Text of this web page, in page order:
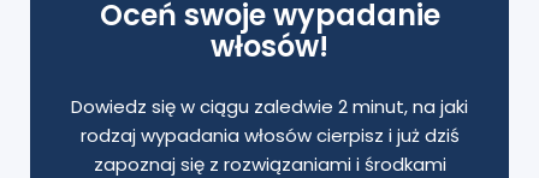
Oceń swoje wypadanie
włosów!
Dowiedz się w ciągu zaledwie 2 minut, na jaki
rodzaj wypadania włosów cierpisz i już dziś
zapoznaj się z rozwiązaniami i środkami